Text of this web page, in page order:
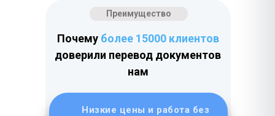
Низкие цены и работа без
Преимущество
Почему более 15000 клиентов
доверили перевод документов
нам